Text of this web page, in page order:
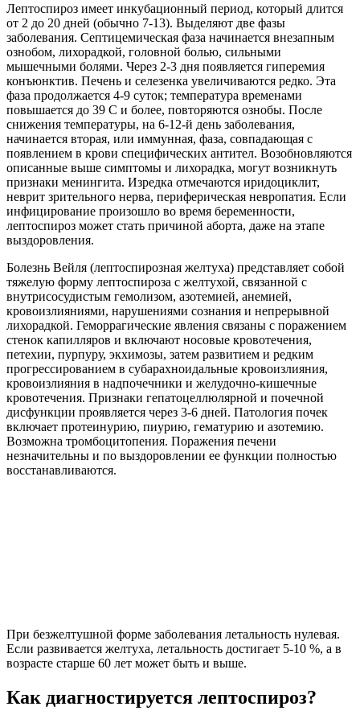
Лептоспироз имеет инкубационный период, который длится
от 2 до 20 дней (обычно 7-13). Выделяют две фазы
заболевания. Септицемическая фаза начинается внезапным
ознобом, лихорадкой, головной болью, сильными
мышечными болями. Через 2-3 дня появляется гиперемия
конъюнктив. Печень и селезенка увеличиваются редко. Эта
фаза продолжается 4-9 суток; температура временами
повышается до 39 С и более, повторяются ознобы. После
снижения температуры, на 6-12-й день заболевания,
начинается вторая, или иммунная, фаза, совпадающая с
появлением в крови специфических антител. Возобновляются
описанные выше симптомы и лихорадка, могут возникнуть
признаки менингита. Изредка отмечаются иридоциклит,
неврит зрительного нерва, периферическая невропатия. Если
инфицирование произошло во время беременности,
лептоспироз может стать причиной аборта, даже на этапе
выздоровления.
Болезнь Вейля (лептоспирозная желтуха) представляет собой
тяжелую форму лептоспироза с желтухой, связанной с
внутрисосудистым гемолизом, азотемией, анемией,
кровоизлияниями, нарушениями сознания и непрерывной
лихорадкой. Геморрагические явления связаны с поражением
стенок капилляров и включают носовые кровотечения,
петехии, пурпуру, экхимозы, затем развитием и редким
прогрессированием в субарахноидальные кровоизлияния,
кровоизлияния в надпочечники и желудочно-кишечные
кровотечения. Признаки гепатоцеллюлярной и почечной
дисфункции проявляется через 3-6 дней. Патология почек
включает протеинурию, пиурию, гематурию и азотемию.
Возможна тромбоцитопения. Поражения печени
незначительны и по выздоровлении ее функции полностью
восстанавливаются.
При безжелтушной форме заболевания летальность нулевая.
Если развивается желтуха, летальность достигает 5-10 %, а в
возрасте старше 60 лет может быть и выше.
Как диагностируется лептоспироз?